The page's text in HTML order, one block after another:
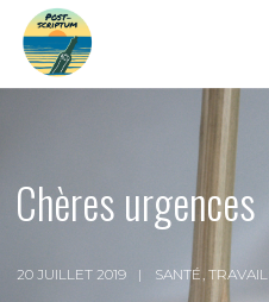
Chères urgences
20 JUILLET 2019 SANTÉ,TRAVAIL